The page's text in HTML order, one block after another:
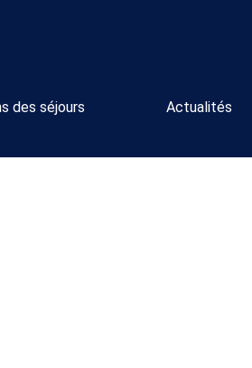
des séjours Actualités